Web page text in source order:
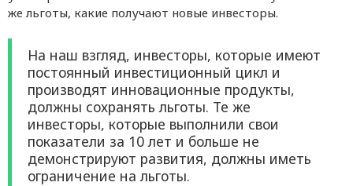
же льготы, какие получают новые инвесторы.
На наш взгляд, инвесторы, которые имеют
постоянный инвестиционный цикл и
производят инновационные продукты,
должны сохранять льготы. Те же
инвесторы, которые выполнили свои
показатели за 10 лет и больше не
демонстрируют развития, должны иметь
ограничение на льготы.